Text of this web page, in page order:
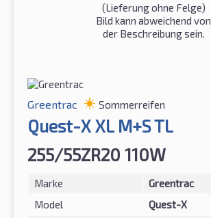
(Lieferung ohne Felge)
Bild kann abweichend von
der Beschreibung sein.
Greentrac Sommerreifen
Quest-X XL M+S TL
255/55ZR20 110W
Marke
Greentrac
Model
Quest-X